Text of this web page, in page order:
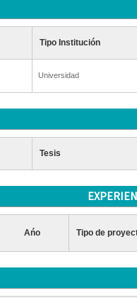
Tipo Institución
Universidad
Tesis
Ańo Tipo de